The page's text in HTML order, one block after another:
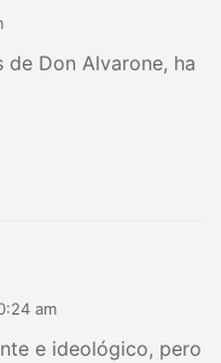
de Don Alvarone, ha
am
e ideológico, pero